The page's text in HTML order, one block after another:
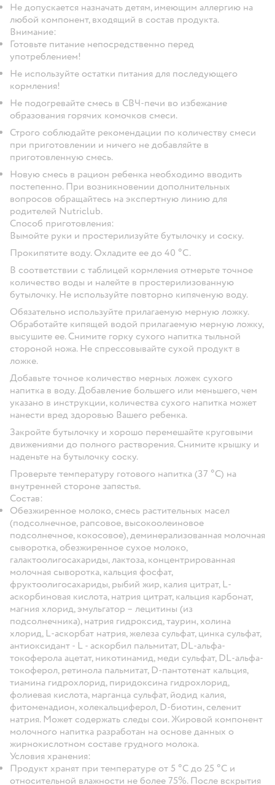
Не допускается назначать детям, имеющим аллергию на
любой компонент, входящий в состав продукта.
Внимание:
Готовьте питание непосредственно перед
употреблением!
Не используйте остатки питания для последующего
кормления!
Не подогревайте смесь в СВЧ-печи во избежание
образования горячих комочков смеси.
Строго соблюдайте рекомендации по количеству смеси
при приготовлении и ничего не добавляйте в
приготовленную смесь.
Новую смесь в рацион ребенка необходимо вводить
постепенно. При возникновении дополнительных
вопросов обращайтесь на экспертную линию для
родителей Nutriclub.
Способ приготовления:
Вымойте руки и простерилизуйте бутылочку и соску.
Прокипятите воду. Охладите ее до 40 °С.
В соответствии с таблицей кормления отмерьте точное
количество воды и налейте в простерилизованную
бутылочку. Не используйте повторно кипяченую воду.
Обязательно используйте прилагаемую мерную ложку.
Обработайте кипящей водой прилагаемую мерную ложку,
высушите ее. Снимите горку сухого напитка тыльной
стороной ножа. Не спрессовывайте сухой продукт в
ложке.
Добавьте точное количество мерных ложек сухого
напитка в воду. Добавление большего или меньшего, чем
указано в инструкции, количества сухого напитка может
нанести вред здоровью Вашего ребенка.
Закройте бутылочку и хорошо перемешайте круговыми
движениями до полного растворения. Снимите крышку и
наденьте на бутылочку соску.
Проверьте температуру готового напитка (37 °С) на
внутренней стороне запястья.
Состав:
Обезжиренное молоко, смесь растительных масел
(подсолнечное, рапсовое, высокоолеиновое
подсолнечное, кокосовое), деминерализованная молочная
сыворотка, обезжиренное сухое молоко,
галактоолигосахариды, лактоза, концентрированная
молочная сыворотка, кальция фосфат,
фруктоолигосахариды, рыбий жир, калия цитрат, L-
аскорбиновая кислота, натрия цитрат, кальция карбонат,
магния хлорид, эмульгатор – лецитины (из
подсолнечника), натрия гидроксид, таурин, холина
хлорид, L-аскорбат натрия, железа сульфат, цинка сульфат,
антиоксидант - L - аскорбил пальмитат, DL-альфа-
токоферола ацетат, никотинамид, меди сульфат, DL-альфа-
токоферол, ретинола пальмитат, D-пантотенат кальция,
тиамина гидрохлорид, пиридоксина гидрохлорид,
фолиевая кислота, марганца сульфат, йодид калия,
фитоменадион, холекальциферол, D-биотин, селенит
натрия. Может содержать следы сои. Жировой компонент
молочного напитка разработан на основе данных о
жирнокислотном составе грудного молока.
Условия хранения:
Продукт хранят при температуре от 5 °С до 25 °С и
относительной влажности не более 75%. После вскрытия